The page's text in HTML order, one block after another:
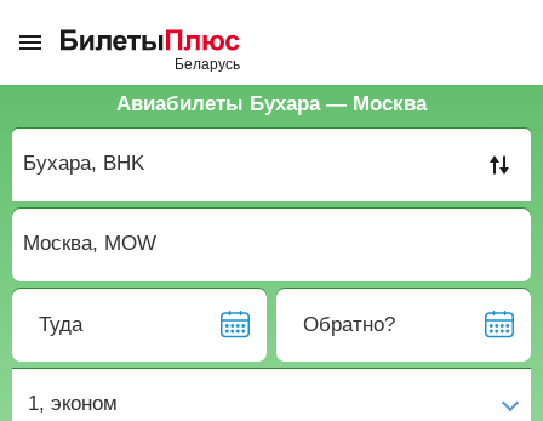
Авиабилеты Бухара — Москва
Туда Обратно?
1, эконом